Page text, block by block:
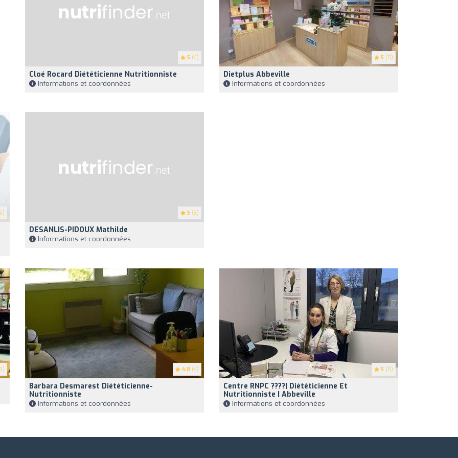
5 (4)
Cloé Rocard Diététicienne Nutritionniste
Informations et coordonnées
5 (5)
Dietplus Abbeville
Informations et coordonnées
5 (3)
DESANLIS-PIDOUX Mathilde
Informations et coordonnées
4.8 (4)
Barbara Desmarest Diététicienne-
Nutritionniste
Informations et coordonnées
5 (5)
Centre RNPC ????| Diététicienne Et
Nutritionniste | Abbeville
Informations et coordonnées